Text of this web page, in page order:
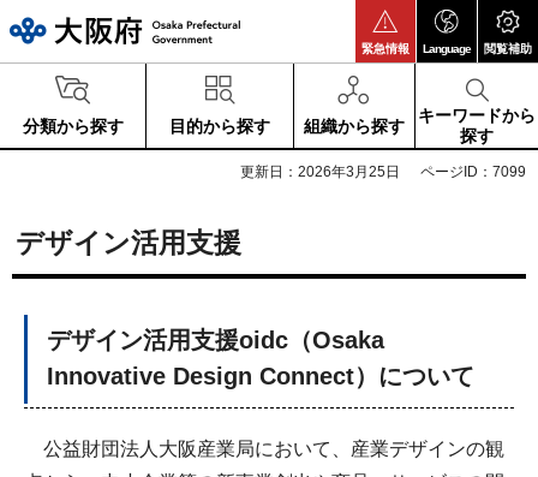
緊急情報 Language 閲覧補助
分類から探す 目的から探す 組織から探す
キーワードから
探す
更新日：2026年3月25日 ページID：7099
デザイン活用支援
デザイン活用支援oidc（Osaka
Innovative Design Connect）について
公益財団法人大阪産業局において、産業デザインの観